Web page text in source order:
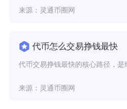
来源：灵通币圈网
代币怎么交易挣钱最快
来源：灵通币圈网